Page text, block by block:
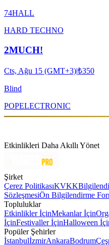
74HALL
HARD TECHNO
2MUCH!
Cts, Ağu 15 (GMT+3)|₺350
Blind
POPELECTRONIC
Etkinlikleri Daha Akıllı Yönet
Şirket
Çerez PolitikasıKVKK
SözleşmesiÖn Bilgilendirme
Topluluklar
Etkinlikler İçinMekanlar İçin
İçinFestivaller İçinHalloween
Popüler Şehirler
İstanbulİzmirAnkaraBodrum